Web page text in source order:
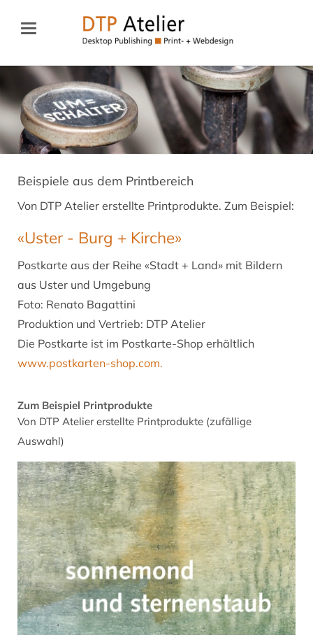
Beispiele aus dem Printbereich
Von DTP Atelier erstellte Printprodukte. Zum Beispiel:
«Uster - Burg + Kirche»
Postkarte aus der Reihe «Stadt + Land» mit Bildern
aus Uster und Umgebung
Foto: Renato Bagattini
Produktion und Vertrieb: DTP Atelier
Die Postkarte ist im Postkarte-Shop erhältlich
www.postkarten-shop.com.
Zum Beispiel Printprodukte
Von DTP Atelier erstellte Printprodukte (zufällige
Auswahl)